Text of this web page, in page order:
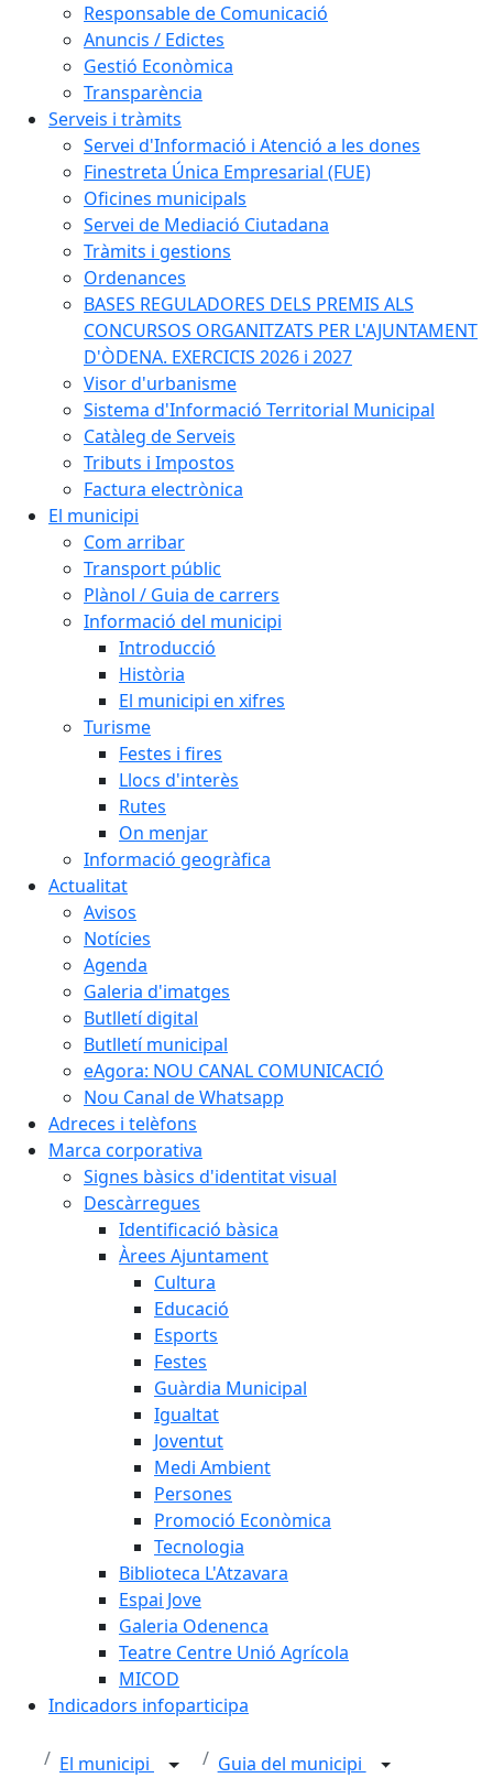
Responsable de Comunicació
Anuncis / Edictes
Gestió Econòmica
Transparència
Serveis i tràmits
Servei d'Informació i Atenció a les dones
Finestreta Única Empresarial (FUE)
Oficines municipals
Servei de Mediació Ciutadana
Tràmits i gestions
Ordenances
BASES REGULADORES DELS PREMIS ALS
CONCURSOS ORGANITZATS PER L'AJUNTAMENT
D'ÒDENA. EXERCICIS 2026 i 2027
Visor d'urbanisme
Sistema d'Informació Territorial Municipal
Catàleg de Serveis
Tributs i Impostos
Factura electrònica
El municipi
Com arribar
Transport públic
Plànol / Guia de carrers
Informació del municipi
Introducció
Història
El municipi en xifres
Turisme
Festes i fires
Llocs d'interès
Rutes
On menjar
Informació geogràfica
Actualitat
Avisos
Notícies
Agenda
Galeria d'imatges
Butlletí digital
Butlletí municipal
eAgora: NOU CANAL COMUNICACIÓ
Nou Canal de Whatsapp
Adreces i telèfons
Marca corporativa
Signes bàsics d'identitat visual
Descàrregues
Identificació bàsica
Àrees Ajuntament
Cultura
Educació
Esports
Festes
Guàrdia Municipal
Igualtat
Joventut
Medi Ambient
Persones
Promoció Econòmica
Tecnologia
Biblioteca L'Atzavara
Espai Jove
Galeria Odenenca
Teatre Centre Unió Agrícola
MICOD
Indicadors infoparticipa
El municipi
Guia del municipi